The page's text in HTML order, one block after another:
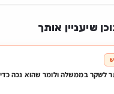
שיעניין אותך
לשקר בממשלה ולומר שהוא נכה